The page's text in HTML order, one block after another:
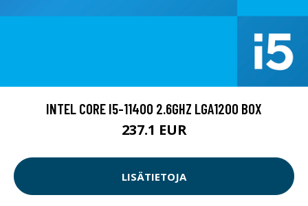
INTEL CORE I5-11400 2.6GHZ LGA1200 BOX
237.1 EUR
LISÄTIETOJA